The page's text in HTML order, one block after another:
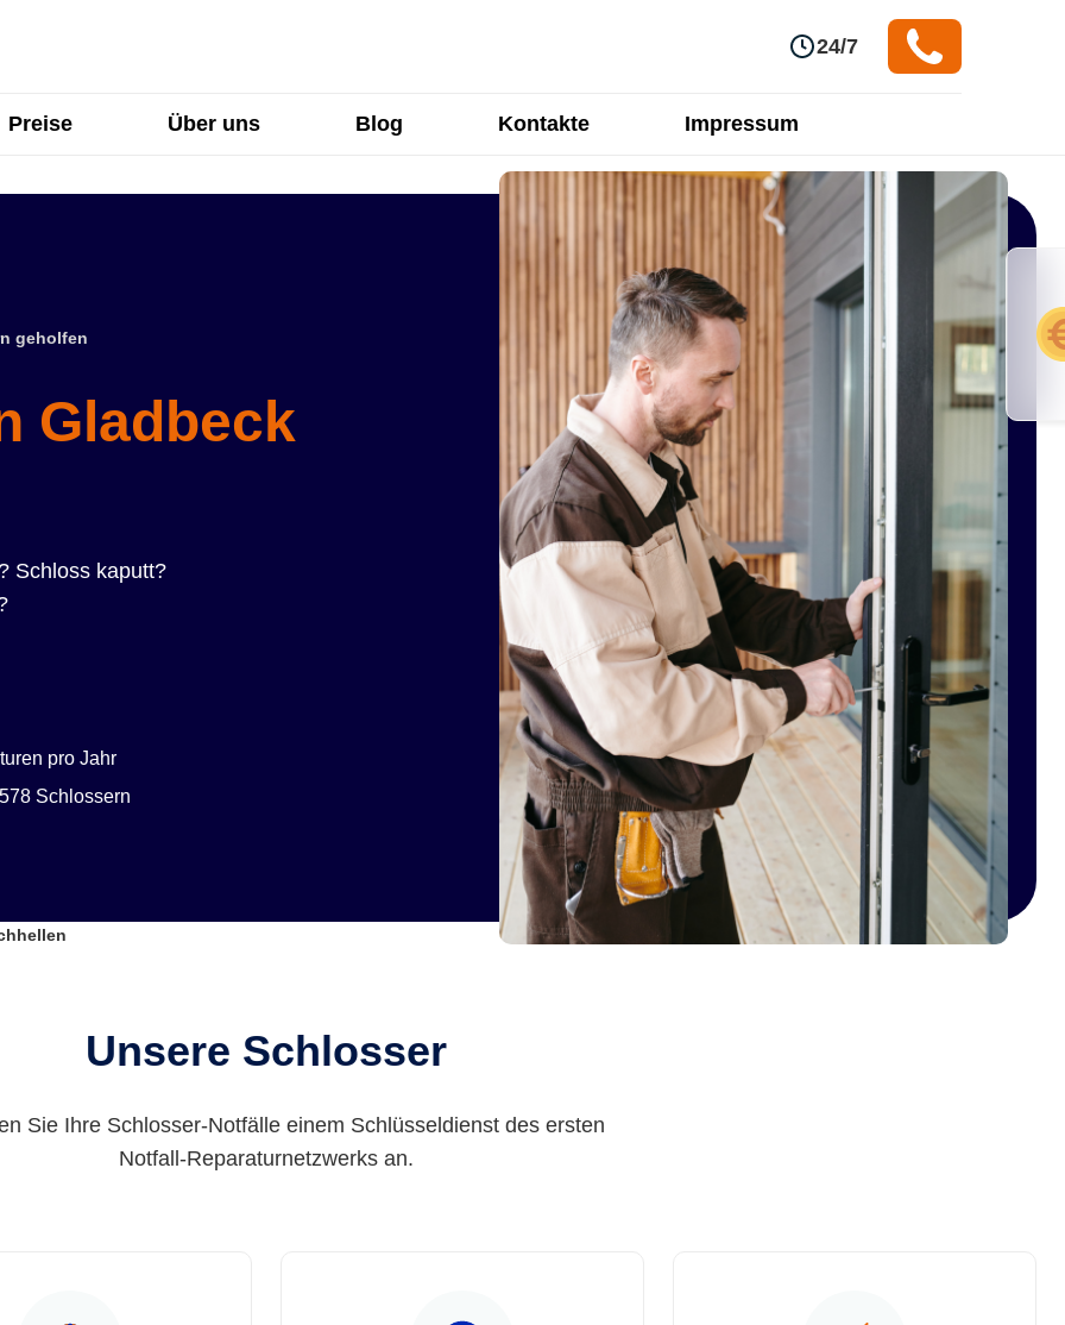
24/7
Preise Über uns Blog Kontakte Impressum
geholfen
Gladbeck
Schloss kaputt?
pro Jahr
Schlossern
Unsere Schlosser
Sie Ihre Schlosser-Notfälle einem Schlüsseldienst des ersten
Notfall-Reparaturnetzwerks an.